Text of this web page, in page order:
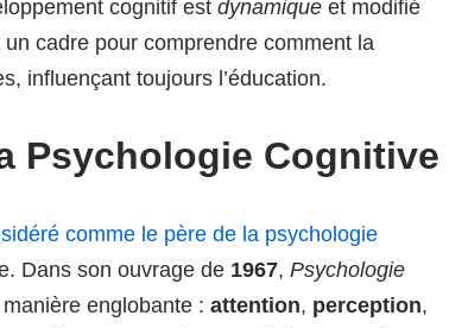
cognitif est dynamique et modifié
cadre pour comprendre comment la
influençant toujours l’éducation.
Psychologie Cognitive
comme le père de la psychologie
Dans son ouvrage de 1967, Psychologie
englobante : attention, perception,